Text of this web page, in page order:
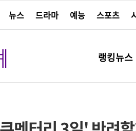
뉴스
드라마 예능 스포츠
랭킹뉴스